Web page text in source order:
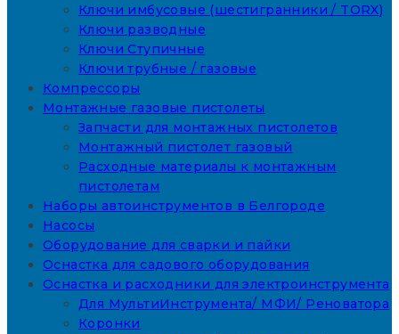
Ключи имбусовые (шестигранники / TORX)
Ключи разводные
Ключи Ступичные
Ключи трубные / газовые
Компрессоры
Монтажные газовые пистолеты
Запчасти для монтажных пистолетов
Монтажный пистолет газовый
Расходные материалы к монтажным
пистолетам
Наборы автоинструментов в Белгороде
Насосы
Оборудование для сварки и пайки
Оснастка для садового оборудования
Оснастка и расходники для электроинструмента
Для МультиИнструмента/ МФИ/ Реноватора
Коронки